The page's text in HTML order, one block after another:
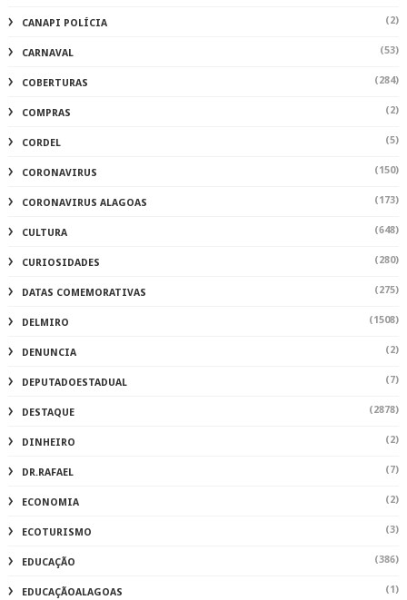
CANAPI POLÍCIA (2)
CARNAVAL (53)
COBERTURAS (284)
COMPRAS (2)
CORDEL (5)
CORONAVIRUS (150)
CORONAVIRUS ALAGOAS (173)
CULTURA (648)
CURIOSIDADES (280)
DATAS COMEMORATIVAS (275)
DELMIRO (1508)
DENUNCIA (2)
DEPUTADOESTADUAL (7)
DESTAQUE (2878)
DINHEIRO (2)
DR.RAFAEL (7)
ECONOMIA (2)
ECOTURISMO (3)
EDUCAÇÃO (386)
EDUCAÇÃOALAGOAS (1)